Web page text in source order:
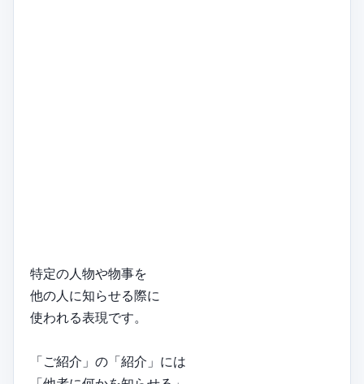
特定の人物や物事を
他の人に知らせる際に
使われる表現です。
「ご紹介」の「紹介」には